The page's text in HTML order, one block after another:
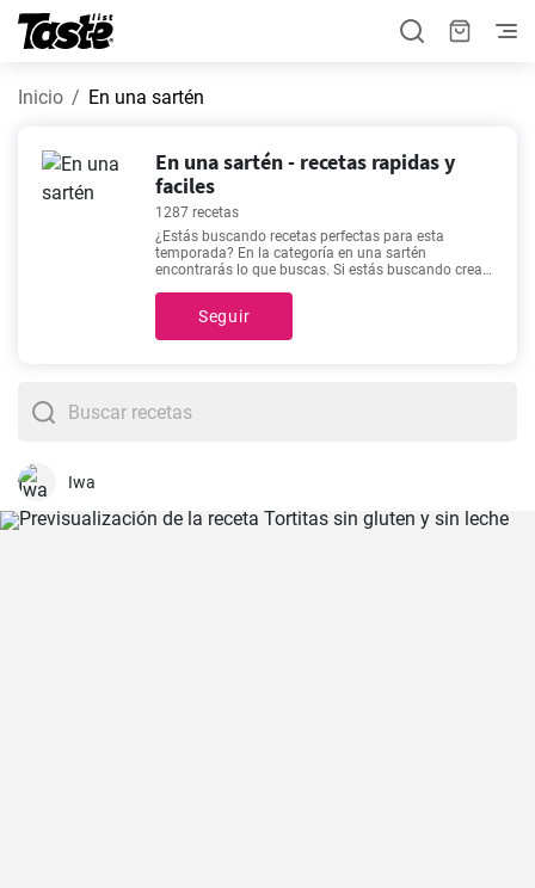
Inicio En una sartén
En una sartén - recetas rapidas y
faciles
1287 recetas
¿Estás buscando recetas perfectas para esta
temporada? En la categoría en una sartén
encontrarás lo que buscas. Si estás buscando crear
1 - 270 minutos, con los tiempos exactos variando
de platillo en platillo. Recetas como
de nuestro sitio debido a que son deliciosas, fáciles
de preparar y no utilizan demasiados ingredientes.
Seguir
Iwa